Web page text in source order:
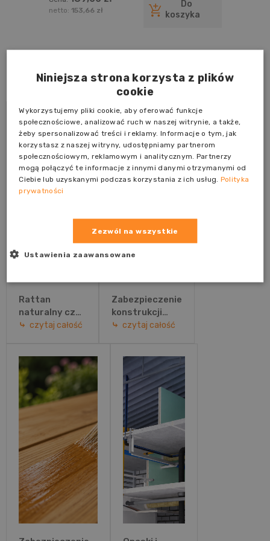
drewnopochodnych, z wyłączniem
netto: 153,66 zł
Do
koszyka
Blog
Rattan
naturalny czy
technorattan?
wybór
idealnych
mebli
ogrodowych
czytaj całość
Zabezpieczenie
konstrukcji
stalowych
rozwiązanie
wybrać?
czytaj całość
Niniejsza strona korzysta z plików
cookie
Wykorzystujemy pliki cookie, aby oferować funkcje
społecznościowe, analizować ruch w naszej witrynie, a także,
żeby spersonalizować treści i reklamy. Informacje o tym, jak
korzystasz z naszej witryny, udostępniamy partnerom
społecznościowym, reklamowym i analitycznym. Partnerzy
mogą połączyć te informacje z innymi danymi otrzymanymi od
Ciebie lub uzyskanymi podczas korzystania z ich usług. Polityka
prywatności
Zezwól na wszystkie
Ustawienia zaawansowane